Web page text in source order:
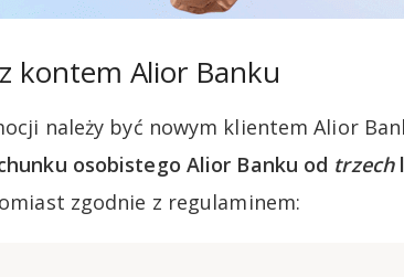
kontem Alior Banku
należy być nowym klientem Alior
osobistego Alior Banku od trzech
zgodnie z regulaminem: